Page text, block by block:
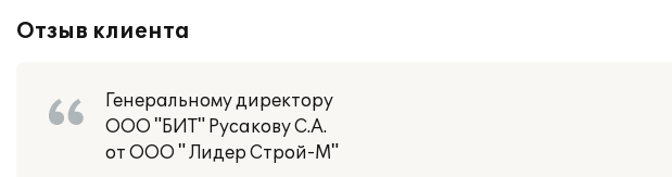
Отзыв клиента
Генеральному директору
ООО "БИТ" Русакову С.А.
от ООО " Лидер Строй-М"